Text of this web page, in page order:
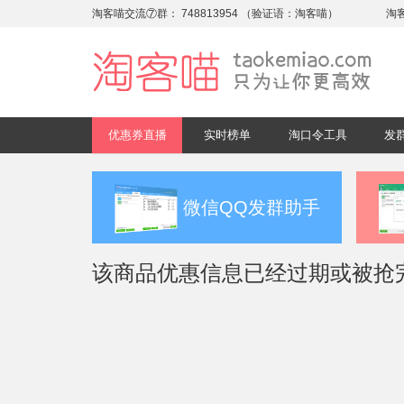
淘客喵交流⑦群： 748813954 （验证语：淘客喵） 淘
优惠券直播 实时榜单 淘口令工具 发
微信QQ发群助手
该商品优惠信息已经过期或被抢